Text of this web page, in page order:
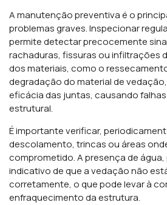
A manutenção preventiva é o
problemas graves. Inspecionar
permite detectar precocemente
rachaduras, fissuras ou infiltrações
dos materiais, como o
degradação do material de
eficácia das juntas, causando
estrutural.
É importante verificar,
descolamento, trincas ou áreas
comprometido. A presença de água,
indicativo de que a vedação não
corretamente, o que pode levar à
enfraquecimento da estrutura.